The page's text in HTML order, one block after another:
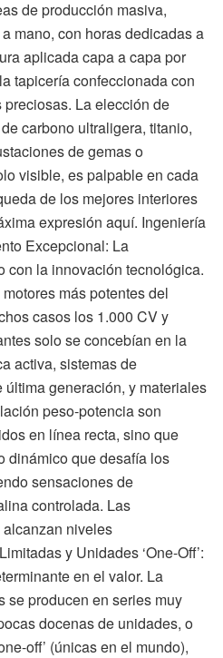
de producción masiva,
mano, con horas dedicadas a
aplicada capa a capa por
tapicería confeccionada con
La elección de
carbono ultraligera, titanio,
de gemas o
visible, es palpable en cada
de los mejores interiores
expresión aquí. Ingeniería
Excepcional: La
con la innovación tecnológica.
más potentes del
casos los 1.000 CV y
solo se concebían en la
activa, sistemas de
generación, y materiales
peso-potencia son
en línea recta, sino que
dinámico que desafía los
sensaciones de
controlada. Las
niveles
y Unidades ‘One-Off’:
en el valor. La
se producen en series muy
docenas de unidades, o
off’ (únicas en el mundo),